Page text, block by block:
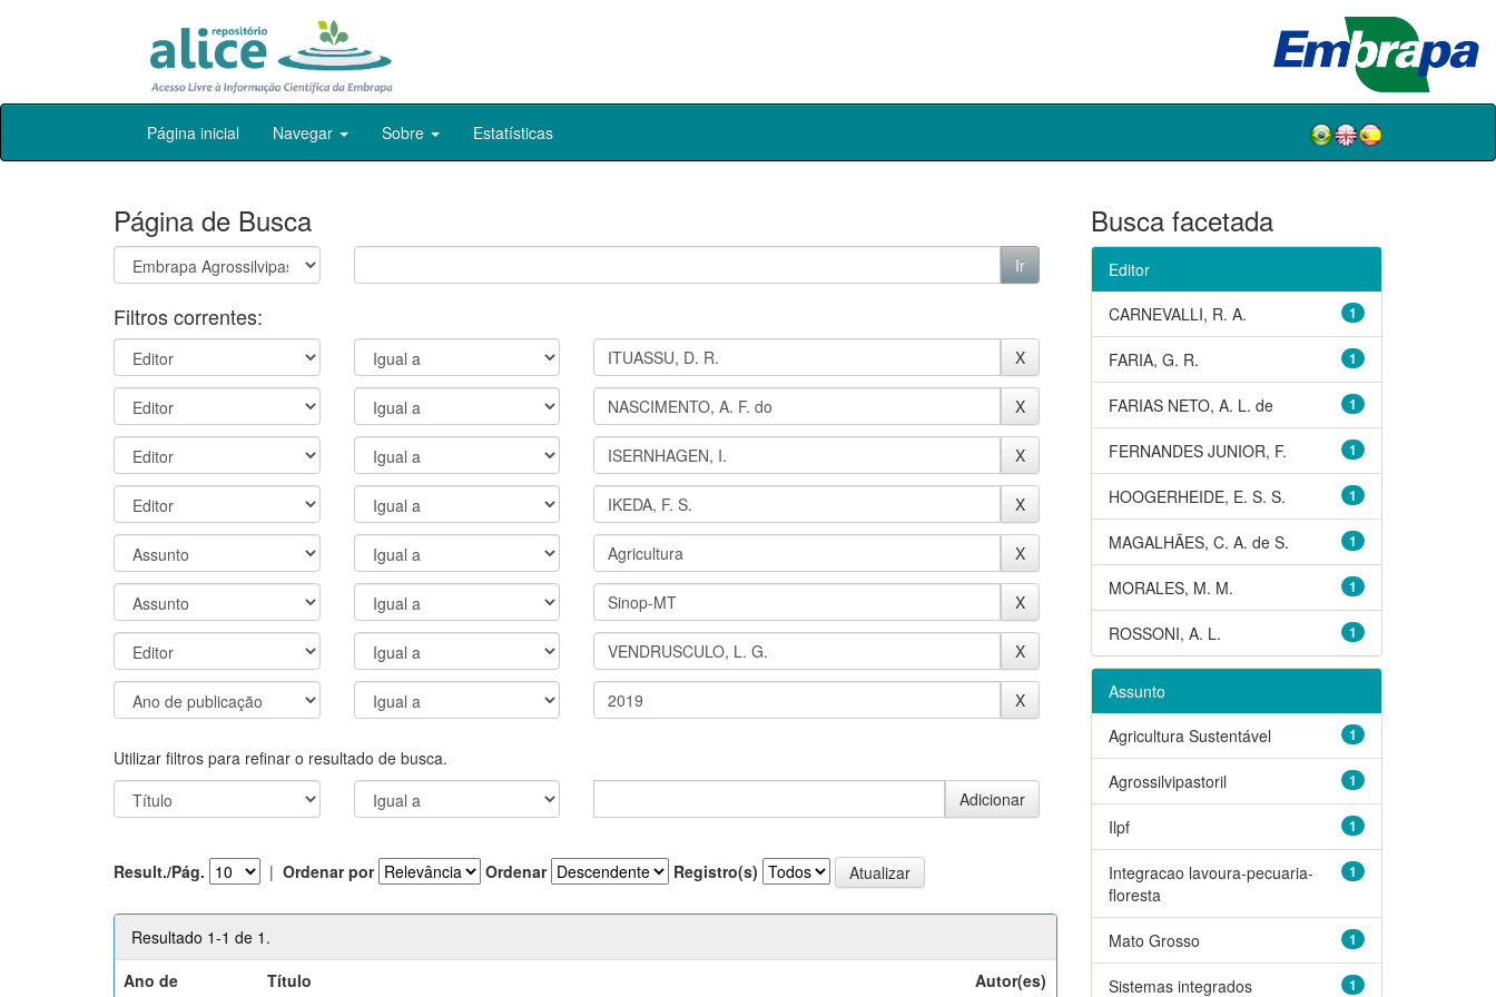
Skip
Página inicial Navegar Sobre Estatísticas
Página de Busca
Filtros correntes:
Utilizar filtros para refinar o resultado de busca.
Result./Pág. | Ordenar por Ordenar Registro(s)
Resultado 1-1 de 1.
Ano de
Título Autor(es)
Busca facetada
Editor
1
CARNEVALLI, R. A.
1
FARIA, G. R.
1
FARIAS NETO, A. L. de
1
FERNANDES JUNIOR, F.
1
HOOGERHEIDE, E. S. S.
1
MAGALHÃES, C. A. de S.
1
MORALES, M. M.
1
ROSSONI, A. L.
Assunto
1
Agricultura Sustentável
1
Agrossilvipastoril
1
Ilpf
1
Integracao lavoura-pecuaria-
floresta
1
Mato Grosso
1
Sistemas integrados